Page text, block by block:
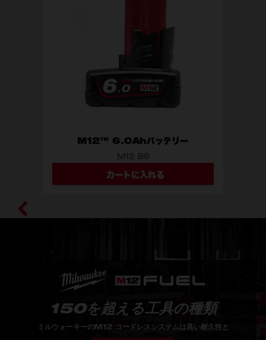
M12™ 6.0Ahバッテリー
M12 B6 JPカートに入れる
150を超える工具の種類
ミルウォーキーのM12 コードレスシステムは高い耐久性と